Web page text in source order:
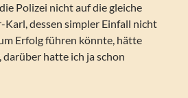
Polizei nicht auf die gleiche
Karl, dessen simpler Einfall nicht
Erfolg führen könnte, hätte
hatte ich ja schon